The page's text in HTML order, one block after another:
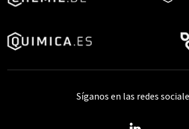
Síganos en las redes